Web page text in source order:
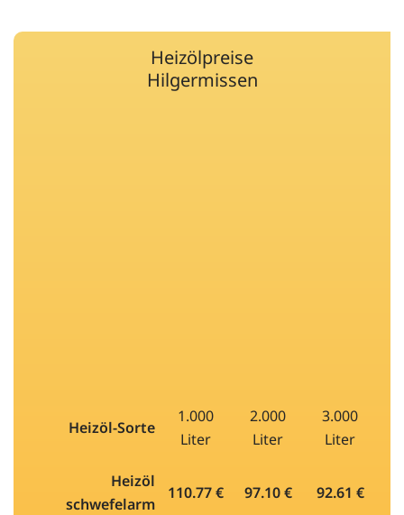
Heizölpreise
Hilgermissen
Heizöl-Sorte
1.000
Liter
2.000
Liter
3.000
Liter
Heizöl
schwefelarm
110.77 € 97.10 € 92.61 €